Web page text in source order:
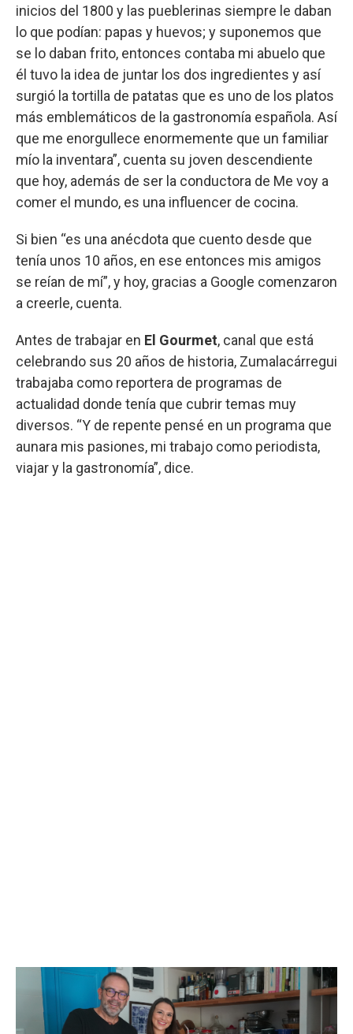
inicios del 1800 y las pueblerinas siempre le daban
lo que podían: papas y huevos; y suponemos que
se lo daban frito, entonces contaba mi abuelo que
él tuvo la idea de juntar los dos ingredientes y así
surgió la tortilla de patatas que es uno de los platos
más emblemáticos de la gastronomía española. Así
que me enorgullece enormemente que un familiar
mío la inventara”, cuenta su joven descendiente
que hoy, además de ser la conductora de Me voy a
comer el mundo, es una influencer de cocina.
Si bien “es una anécdota que cuento desde que
tenía unos 10 años, en ese entonces mis amigos
se reían de mí”, y hoy, gracias a Google comenzaron
a creerle, cuenta.
Antes de trabajar en El Gourmet, canal que está
celebrando sus 20 años de historia, Zumalacárregui
trabajaba como reportera de programas de
actualidad donde tenía que cubrir temas muy
diversos. “Y de repente pensé en un programa que
aunara mis pasiones, mi trabajo como periodista,
viajar y la gastronomía”, dice.